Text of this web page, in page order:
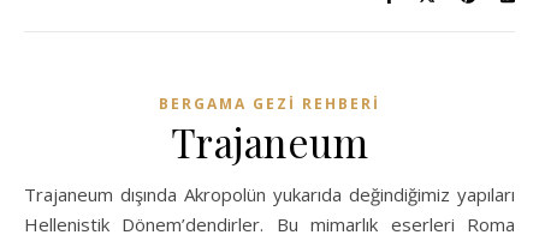
BERGAMA GEZI REHBERI
Trajaneum
Trajaneum dışında Akropolün yukarıda değindiğimiz yapıları
Hellenistik Dönem’dendirler. Bu mimarlık eserleri Roma